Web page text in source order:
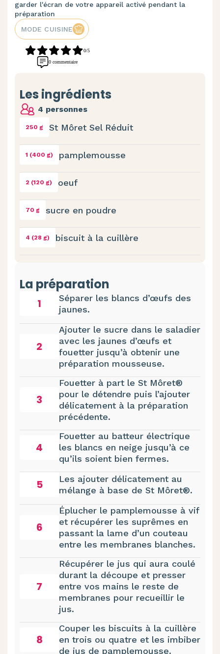
garder l'écran de votre appareil activé pendant la
préparation
MODE CUISINE
0/5
0 commentaire
Les ingrédients
4 personnes
250 g St Môret Sel Réduit
1 (400 g) pamplemousse
2 (120 g) oeuf
70 g sucre en poudre
4 (28 g) biscuit à la cuillère
La préparation
1
Séparer les blancs d’œufs des
jaunes.
2
Ajouter le sucre dans le saladier
avec les jaunes d’œufs et
fouetter jusqu’à obtenir une
préparation mousseuse.
3
Fouetter à part le St Môret®
pour le détendre puis l’ajouter
délicatement à la préparation
précédente.
4
Fouetter au batteur électrique
les blancs en neige jusqu’à ce
qu’ils soient bien fermes.
5
Les ajouter délicatement au
mélange à base de St Môret®.
6
Éplucher le pamplemousse à vif
et récupérer les suprêmes en
passant la lame d’un couteau
entre les membranes blanches.
7
Récupérer le jus qui aura coulé
durant la découpe et presser
entre vos mains le reste de
membranes pour recueillir le
jus.
8
Couper les biscuits à la cuillère
en trois ou quatre et les imbiber
de jus de pamplemousse.